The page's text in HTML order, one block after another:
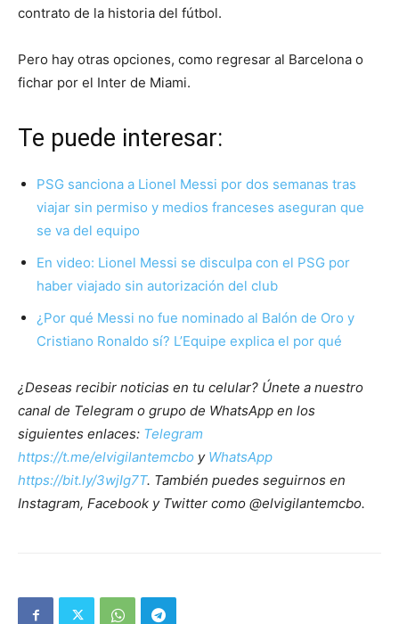
contrato de la historia del fútbol.
Pero hay otras opciones, como regresar al Barcelona o
fichar por el Inter de Miami.
Te puede interesar:
PSG sanciona a Lionel Messi por dos semanas tras
viajar sin permiso y medios franceses aseguran que
se va del equipo
En video: Lionel Messi se disculpa con el PSG por
haber viajado sin autorización del club
¿Por qué Messi no fue nominado al Balón de Oro y
Cristiano Ronaldo sí? L’Equipe explica el por qué
¿Deseas recibir noticias en tu celular? Únete a nuestro
canal de Telegram o grupo de WhatsApp en los
siguientes enlaces: Telegram
https://t.me/elvigilantemcbo y WhatsApp
https://bit.ly/3wjIg7T. También puedes seguirnos en
Instagram, Facebook y Twitter como @elvigilantemcbo.